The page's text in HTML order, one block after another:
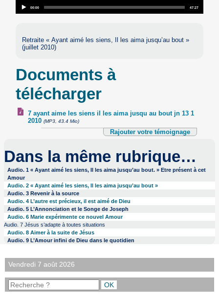
Player
Current
time
00:00
Total
duration
47:27
Retraite « Ayant aimé les siens, Il les aima jusqu’au bout »
(juillet 2010)
Documents à
télécharger
7 ayant aime les siens il les aima jusqu au bout jn 13 1
2010(MP3, 43.4 Mio)
Rajouter votre témoignage
Dans la même rubrique…
Audio. 1 « Ayant aimé les siens, Il les aima jusqu’au bout. » Etre présent à cet
Amour
Audio. 2 « Ayant aimé les siens, Il les aima jusqu’au bout »
Audio. 3 Revenir à la source
Audio. 4 L’autre est précieux, il est aimé de Dieu
Audio. 5 L’Annonciation et le Songe de Joseph
Audio. 6 Marie expérimente ce nouvel Amour
Audio. 7 Jésus s’adapte à toutes situations
Audio. 8 Aimer à la suite de Jésus
Audio. 9 L’Amour infini de Dieu dans le quotidien
Vendredi 7 août 2026